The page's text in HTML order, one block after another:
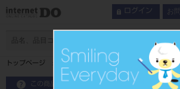
ログイン お
トップページ プライムプリントPPU活性炭フィルタ
この商品に関するお問い合わせ